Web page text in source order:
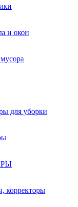
и окон
для уборки
корректоры